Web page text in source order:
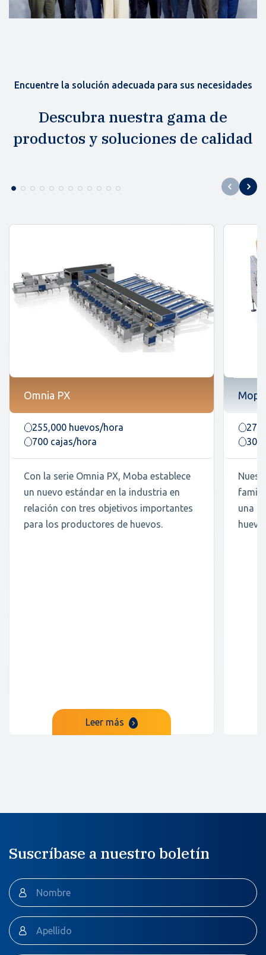
Encuentre la solución adecuada para sus necesidades
Descubra nuestra gama de
productos y soluciones de calidad
Omnia PX
255,000 huevos/hora
700 cajas/hora
Con la serie Omnia PX, Moba establece
un nuevo estándar en la industria en
relación con tres objetivos importantes
para los productores de huevos.
Leer más
30
una
Suscríbase a nuestro boletín